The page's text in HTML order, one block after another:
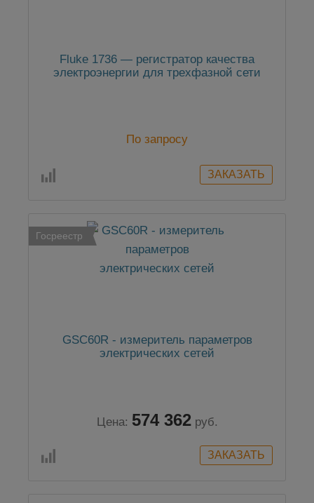
Fluke 1736 — регистратор качества
электроэнергии для трехфазной сети
По запросу
Госреестр
GSC60R - измеритель параметров
электрических сетей
Цена: 574 362 руб.